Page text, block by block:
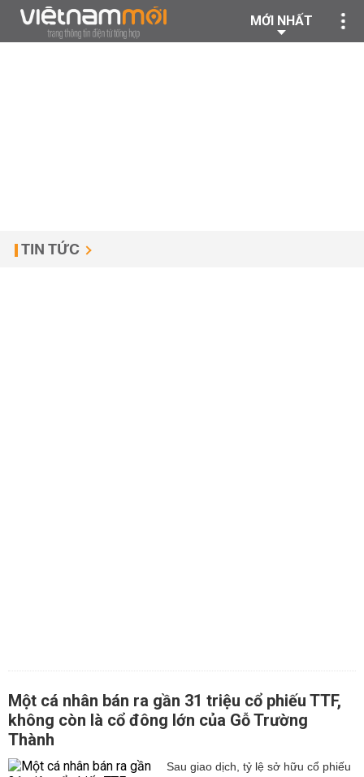
MỚI NHẤT
TIN TỨC
Một cá nhân bán ra gần 31 triệu cổ phiếu TTF,
không còn là cổ đông lớn của Gỗ Trường
Thành
Sau giao dịch, tỷ lệ sở hữu cổ phiếu